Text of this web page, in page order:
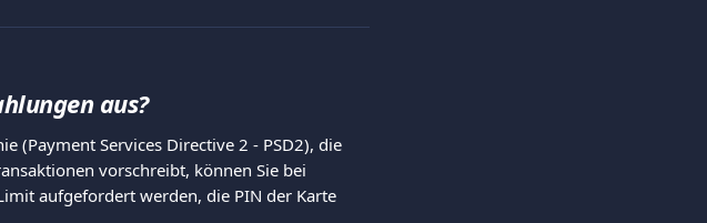
aus?
(Payment Services Directive 2 - PSD2), die
vorschreibt, können Sie bei
aufgefordert werden, die PIN der Karte